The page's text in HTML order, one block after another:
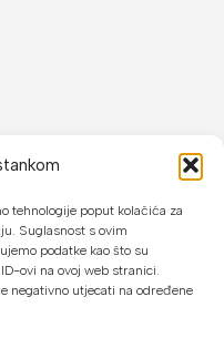
tehnologije poput kolačića za
Suglasnost s ovim
podatke kao što su
ovi na ovoj web stranici.
negativno utjecati na određene
ili do 24 rate
bankarstvom